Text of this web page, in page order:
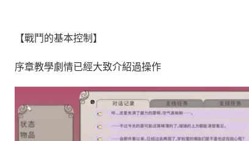
【戰鬥的基本控制】
序章教學劇情已經大致介紹過操作